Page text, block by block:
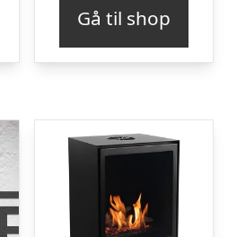
Gå til shop